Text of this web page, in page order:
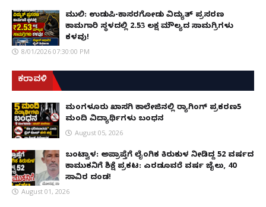
ಮುಲ್ಕಿ: ಉಡುಪಿ-ಕಾಸರಗೋಡು ವಿದ್ಯುತ್ ಪ್ರಸರಣ
ಕಾಮಗಾರಿ ಸ್ಥಳದಲ್ಲಿ ₹2.53 ಲಕ್ಷ ಮೌಲ್ಯದ ಸಾಮಗ್ರಿಗಳು
ಕಳವು!
8/01/2026 07:30:00 PM
ಕರಾವಳಿ
ಮಂಗಳೂರು ಖಾಸಗಿ ಕಾಲೇಜಿನಲ್ಲಿ ರ‌್ಯಾಗಿಂಗ್ ಪ್ರಕರಣ5
ಮಂದಿ ವಿದ್ಯಾರ್ಥಿಗಳು ಬಂಧನ
August 05, 2026
ಬಂಟ್ವಾಳ: ಅಪ್ರಾಪ್ತೆಗೆ ಲೈಂಗಿಕ ಕಿರುಕುಳ ನೀಡಿದ್ದ 52 ವರ್ಷದ
ಕಾಮುಕನಿಗೆ ಶಿಕ್ಷೆ ಪ್ರಕಟ: ಎರಡೂವರೆ ವರ್ಷ ಜೈಲು, ₹40
ಸಾವಿರ ದಂಡ!
August 01, 2026